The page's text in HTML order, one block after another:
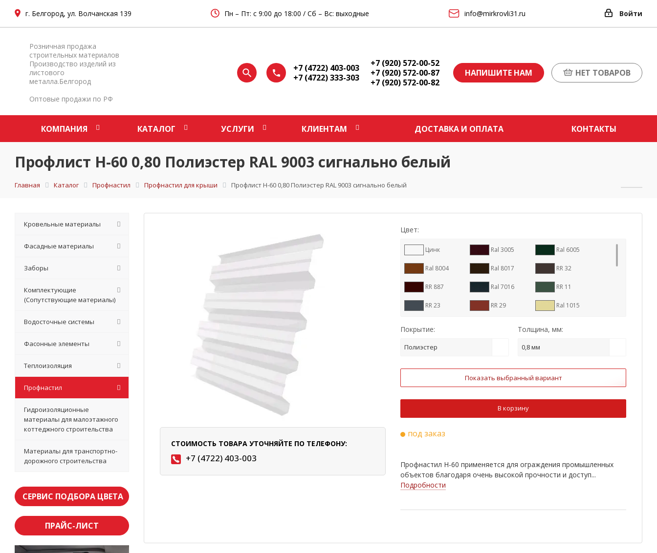
г. Белгород, ул. Волчанская 139 Пн – Пт: с 9:00 до 18:00 / Сб – Вс: выходные info@mirkrovli31.ru Войти
Розничная продажа
строительных материалов
Производство изделий из
листового
металла.Белгород
Оптовые продажи по РФ
+7 (4722) 403-003
+7 (4722) 333-303
+7 (920) 572-00-52
+7 (920) 572-00-87
+7 (920) 572-00-82
НАПИШИТЕ НАМ НЕТ ТОВАРОВ
КОМПАНИЯ КАТАЛОГ УСЛУГИ КЛИЕНТАМ ДОСТАВКА И ОПЛАТА КОНТАКТЫ
Профлист Н-60 0,80 Полиэстер RAL 9003 сигнально белый
Главная Каталог Профнастил Профнастил для крыши Профлист Н-60 0,80 Полиэстер RAL 9003 сигнально белый
СТОИМОСТЬ ТОВАРА УТОЧНЯЙТЕ ПО ТЕЛЕФОНУ:
+7 (4722) 403-003
Цвет:
Цинк Ral 3005 Ral 6005
Ral 8004 Ral 8017 RR 32
RR 887 Ral 7016 RR 11
RR 23 RR 29 Ral 1015
Ral 2004 Ral 3003
Ral 5002 Ral 5021 Ral 6002
Ral 7005 Ral 1014 Ral 1018
RR 33
Покрытие:
Полиэстер
Толщина, мм:
0,8 мм
Показать выбранный вариант
В корзину
под заказ
Профнастил Н-60 применяется для ограждения промышленных
объектов благодаря очень высокой прочности и доступ...
Подробности
Кровельные материалы
Фасадные материалы
Заборы
Комплектующие
(Сопутствующие материалы)
Водосточные системы
Фасонные элементы
Теплоизоляция
Профнастил
Гидроизоляционные
материалы для малоэтажного
коттеджного строительства
Материалы для транспортно-
дорожного строительства
СЕРВИС ПОДБОРА ЦВЕТА
ПРАЙС-ЛИСТ